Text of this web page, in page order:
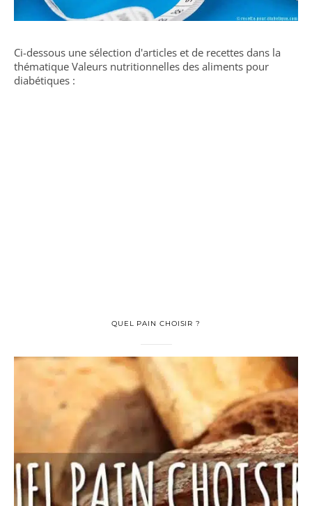
Ci-dessous une sélection d'articles et de recettes dans la
thématique Valeurs nutritionnelles des aliments pour
diabétiques :
QUEL PAIN CHOISIR ?